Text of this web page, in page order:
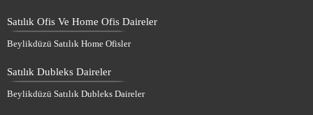
Satılık Ofis Ve Home Ofis Daireler
Beylikdüzü Satılık Home Ofisler
Satılık Dubleks Daireler
Beylikdüzü Satılık Dubleks Daireler